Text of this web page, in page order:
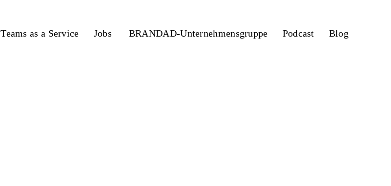
Teams as a Service Jobs BRANDAD-Unternehmensgruppe Podcast Blog